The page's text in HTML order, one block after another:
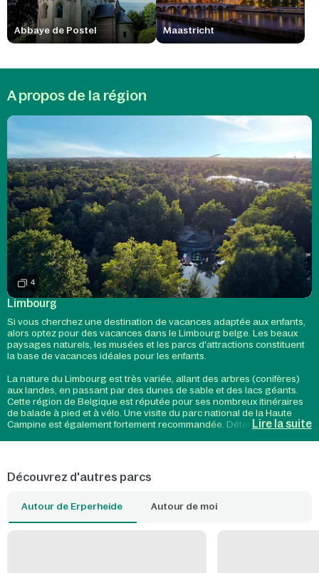
Abbaye de Postel Maastricht
A propos de la région
4
Limbourg
Si vous cherchez une destination de vacances adaptée aux enfants,
alors optez pour des vacances dans le Limbourg belge. Les beaux
paysages naturels, les musées et les parcs d'attractions constituent
la base de vacances idéales pour les enfants.
La nature du Limbourg est très variée, allant des arbres (conifères)
aux landes, en passant par des dunes de sable et des lacs géants.
Cette région de Belgique est réputée pour ses nombreux itinéraires
de balade à pied et à vélo. Une visite du parc national de la Haute
Campine est également fortement recommandée. Détendez-vous
d'ailleurs jouer à divers jeux.
Envie de culture ? Hasselt, Genk et Tongres sont les trois plus
plein air, rendez-vous au Domaine Bosrijk à Genk. C'est un musée en
Lire la suite
Découvrez d'autres parcs
Autour de Erperheide Autour de moi